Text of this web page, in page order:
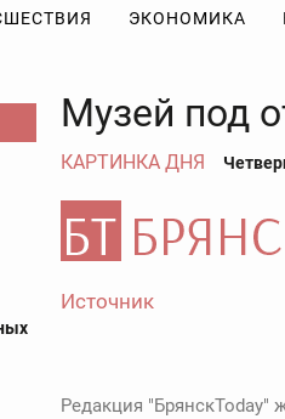
ЭКОНОМИКА
Музей под
КАРТИНКА ДНЯ
Источник
Редакция "БрянскToday"